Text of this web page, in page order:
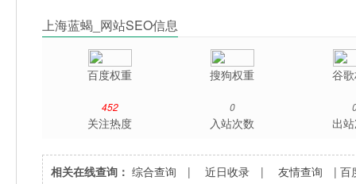
上海蓝蝎_网站SEO信息
百度权重 搜狗权重 谷
452
关注热度
0
入站次数 出
相关在线查询： 综合查询 |近日收录 |友情查询 |百